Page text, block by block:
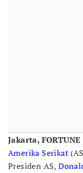
Jakarta, FORTUNE
Amerika Serikat
Presiden AS,